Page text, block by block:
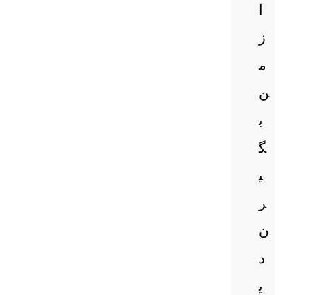
ا
ز
م
ن
ب
گ
ی
ر
ن
د
ی